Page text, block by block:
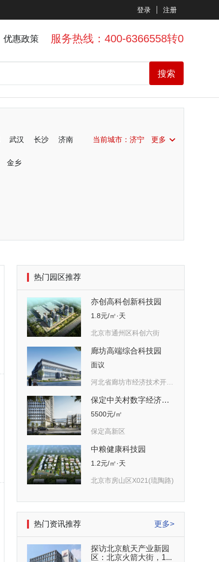
注册
登录
服务热线：400-6366558转0
优惠政策
搜索
武汉 长沙 济南
扬州
金乡
当前城市： 济宁 更多
热门园区推荐
亦创高科创新科技园
1.8元/㎡·天
北京市通州区科创六街
廊坊高端综合科技园
面议
保定中关村数字经济产业园
5500元/㎡
保定高新区
中粮健康科技园
1.2元/㎡·天
北京市房山区X021(琉陶路)
热门资讯推荐 更多>
探访北京航天产业新园
区：北京火箭大街，1...